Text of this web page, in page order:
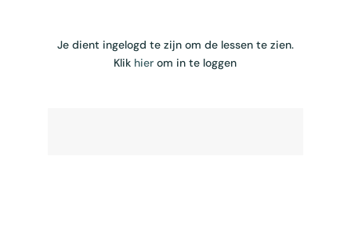
Je dient ingelogd te zijn om de lessen te zien.
Klik hier om in te loggen